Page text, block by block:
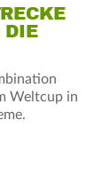
T
Weltcup in